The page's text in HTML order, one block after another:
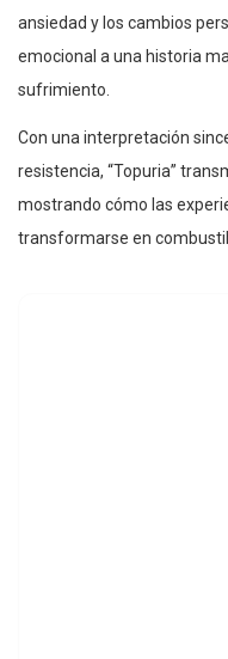
ansiedad y los cambios
emocional a una historia
sufrimiento.
Con una interpretación
resistencia, “Topuria”
mostrando cómo las
transformarse en